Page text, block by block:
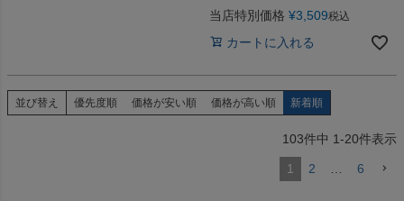
当店特別価格 ¥3,509税込
カートに入れる
並び替え 優先度順 価格が安い順 価格が高い順 新着順
103件中 1-20件表示
1 2 6